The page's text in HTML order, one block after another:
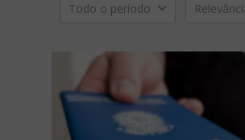
Todo o período